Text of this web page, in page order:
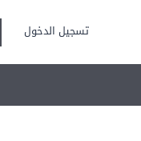
تسجيل الدخول